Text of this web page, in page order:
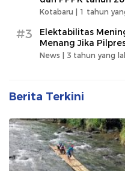
Kotabaru | 1 tahun
#3
Elektabilitas
Menang Jika
News | 3 tahun yang
Berita Terkini